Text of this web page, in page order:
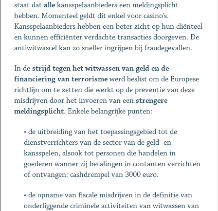
staat dat alle kansspelaanbieders een meldingsplicht
hebben. Momenteel geldt dit enkel voor casino’s.
Kansspelaanbieders hebben een beter zicht op hun cliënteel
en kunnen efficiënter verdachte transacties doorgeven. De
antiwitwascel kan zo sneller ingrijpen bij fraudegevallen.
In de strijd tegen het witwassen van geld en de
financiering van terrorisme werd beslist om de Europese
richtlijn om te zetten die werkt op de preventie van deze
misdrijven door het invoeren van een strengere
meldingsplicht. Enkele belangrijke punten:
• de uitbreiding van het toepassingsgebied tot de
dienstverrichters van de sector van de geld- en
kansspelen, alsook tot personen die handelen in
goederen wanner zij betalingen in contanten verrichten
of ontvangen: cashdrempel van 3000 euro.
• de opname van fiscale misdrijven in de definitie van
onderliggende criminele activiteiten van witwassen van